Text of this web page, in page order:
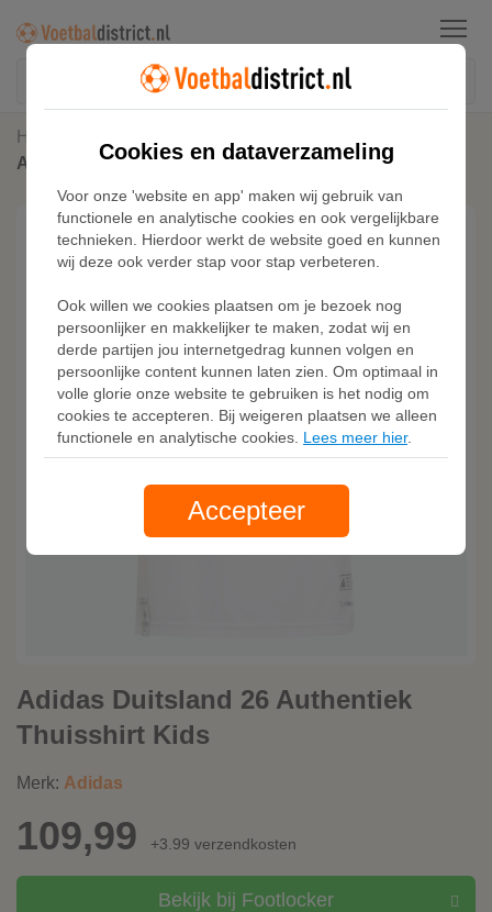
Menu
Home
Adidas Duitsland 26 Authentiek Thuisshirt Kids
Adidas Duitsland 26 Authentiek
Thuisshirt Kids
Merk: Adidas
109,99 +3.99 verzendkosten
Bekijk bij Footlocker
Cookies en dataverzameling
Voor onze 'website en app' maken wij gebruik van
functionele en analytische cookies en ook vergelijkbare
technieken. Hierdoor werkt de website goed en kunnen
wij deze ook verder stap voor stap verbeteren.
Ook willen we cookies plaatsen om je bezoek nog
persoonlijker en makkelijker te maken, zodat wij en
derde partijen jou internetgedrag kunnen volgen en
persoonlijke content kunnen laten zien. Om optimaal in
volle glorie onze website te gebruiken is het nodig om
cookies te accepteren. Bij weigeren plaatsen we alleen
functionele en analytische cookies. Lees meer hier.
Accepteer